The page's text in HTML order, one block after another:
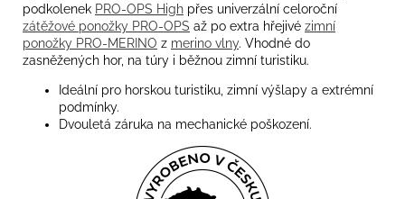
podkolenek PRO-OPS High přes univerzální celoroční
zátěžové ponožky PRO-OPS až po extra hřejivé zimní
ponožky PRO-MERINO z merino vlny. Vhodné do
zasněžených hor, na túry i běžnou zimní turistiku.
Ideální pro horskou turistiku, zimní výšlapy a extrémní
podmínky.
Dvouletá záruka na mechanické poškození.